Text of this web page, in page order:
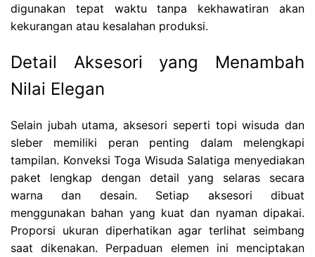
digunakan tepat waktu tanpa kekhawatiran akan
kekurangan atau kesalahan produksi.
Detail Aksesori yang Menambah
Nilai Elegan
Selain jubah utama, aksesori seperti topi wisuda dan
sleber memiliki peran penting dalam melengkapi
tampilan. Konveksi Toga Wisuda Salatiga menyediakan
paket lengkap dengan detail yang selaras secara
warna dan desain. Setiap aksesori dibuat
menggunakan bahan yang kuat dan nyaman dipakai.
Proporsi ukuran diperhatikan agar terlihat seimbang
saat dikenakan. Perpaduan elemen ini menciptakan